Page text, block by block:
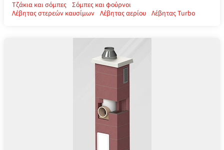
Τζάκια και σόμπες Σόμπες και φούρνοι
Λέβητας στερεών καυσίμων Λέβητας αερίου Λέβητας Turbo